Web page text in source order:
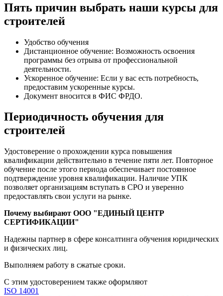
Пять причин выбрать наши курсы для
строителей
Удобство обучения
Дистанционное обучение: Возможность освоения
программы без отрыва от профессиональной
деятельности.
Ускоренное обучение: Если у вас есть потребность,
предоставим ускоренные курсы.
Документ вносится в ФИС ФРДО.
Периодичность обучения для
строителей
Удостоверение о прохождении курса повышения
квалификации действительно в течение пяти лет. Повторное
обучение после этого периода обеспечивает постоянное
подтверждение уровня квалификации. Наличие УПК
позволяет организациям вступать в СРО и уверенно
предоставлять свои услуги на рынке.
Почему выбирают ООО "ЕДИНЫЙ ЦЕНТР
СЕРТИФИКАЦИИ"
Надежны партнер в сфере консалтинга обучения юридических
и физических лиц.
Выполняем работу в сжатые сроки.
С этим удостоверением также оформляют
ISO 14001